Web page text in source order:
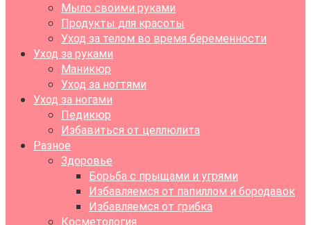
Мыло своими руками
Продукты для красоты
Уход за телом во время беременности
Уход за руками
Маникюр
Уход за ногтями
Уход за ногами
Педикюр
Избавиться от целлюлита
Разное
Здоровье
Борьба с прыщами и угрями
Избавляемся от папиллом и бородавок
Избавляемся от грибка
Косметология